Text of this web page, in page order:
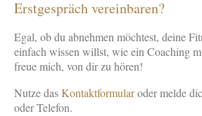
Erstgespräch vereinbaren?
Egal, ob du abnehmen möchtest, deine
einfach wissen willst, wie ein Coaching
freue mich, von dir zu hören!
Nutze dasKontaktformularoder melde
oder Telefon.